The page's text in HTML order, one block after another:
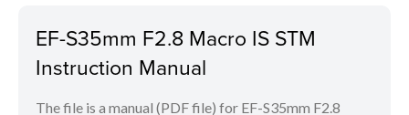
EF-S35mm F2.8 Macro IS STM
Instruction Manual
The file is a manual (PDF file) for EF-S35mm F2.8